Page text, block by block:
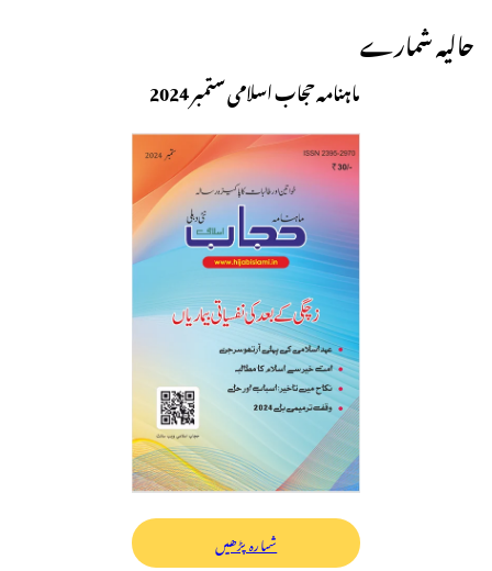
حالیہ شمارے
ماہنامہ حجاب اسلامی ستمبر 2024
شمارہ پڑھیں